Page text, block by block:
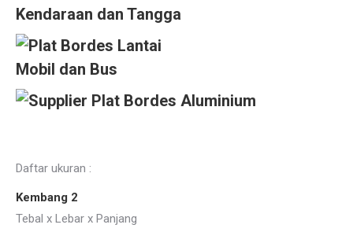
Daftar ukuran :
Kembang 2
Tebal x Lebar x Panjang